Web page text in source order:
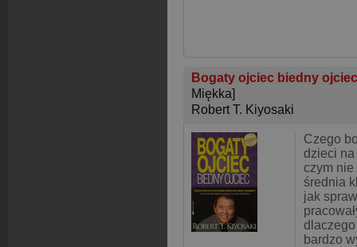
Bogaty ojciec biedny
Miękka]
Robert T. Kiyosaki
Czego
dzieci
czym
średnia
jak
bardzo